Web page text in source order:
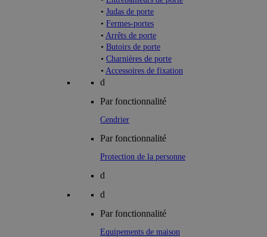
• Judas de porte
• Fermes-portes
• Arrêts de porte
• Butoirs de porte
• Charnières de porte
• Accessoires de fixation
d
Par fonctionnalité
Cendrier
Par fonctionnalité
Protection de la personne
d
d
Par fonctionnalité
Equipements de maison